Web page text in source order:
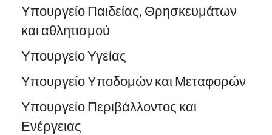
Υπουργείο Παιδείας, Θρησκευμάτων
και αθλητισμού
Υπουργείο Υγείας
Υπουργείο Υποδομών και Μεταφορών
Υπουργείο Περιβάλλοντος και
Ενέργειας